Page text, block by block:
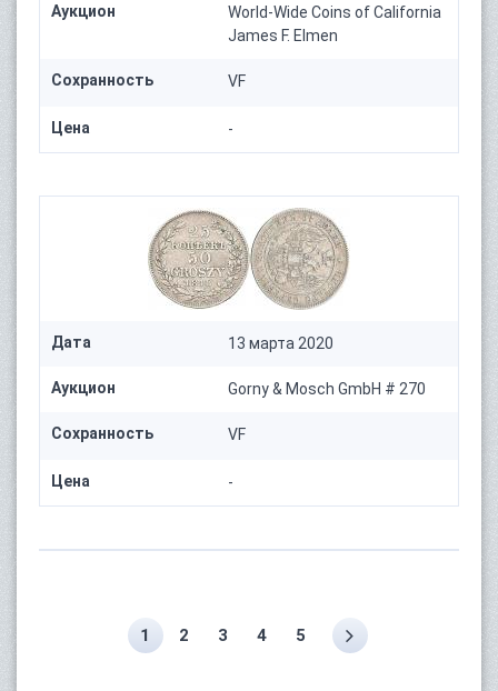
Аукцион
World-Wide Coins of California
James F. Elmen
Сохранность VF
Цена -
Дата 13 марта 2020
Аукцион Gorny & Mosch GmbH # 270
Сохранность VF
Цена -
1 2 3 4 5